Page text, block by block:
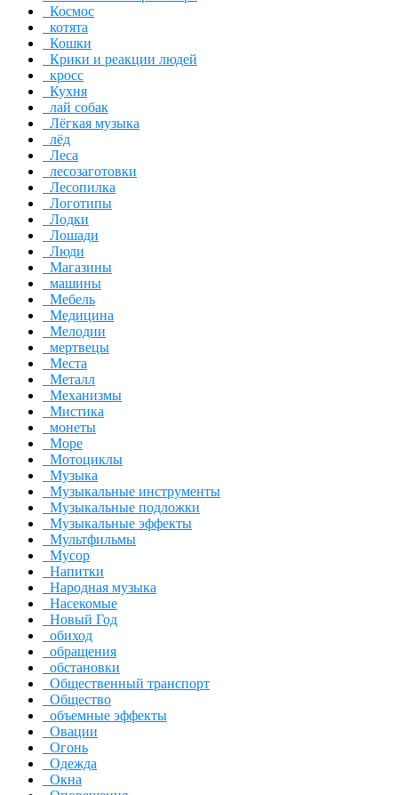
Космос
котята
Кошки
Крики и реакции людей
кросс
Кухня
лай собак
Лёгкая музыка
лёд
Леса
лесозаготовки
Лесопилка
Логотипы
Лодки
Лошади
Люди
Магазины
машины
Мебель
Медицина
Мелодии
мертвецы
Места
Металл
Механизмы
Мистика
монеты
Море
Мотоциклы
Музыка
Музыкальные инструменты
Музыкальные подложки
Музыкальные эффекты
Мультфильмы
Мусор
Напитки
Народная музыка
Насекомые
Новый Год
обиход
обращения
обстановки
Общественный транспорт
Общество
объемные эффекты
Овации
Огонь
Одежда
Окна